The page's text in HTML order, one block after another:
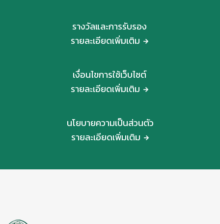
รางวัลและการรับรอง
รายละเอียดเพิ่มเติม
เงื่อนไขการใช้เว็บไซต์
รายละเอียดเพิ่มเติม
นโยบายความเป็นส่วนตัว
รายละเอียดเพิ่มเติม